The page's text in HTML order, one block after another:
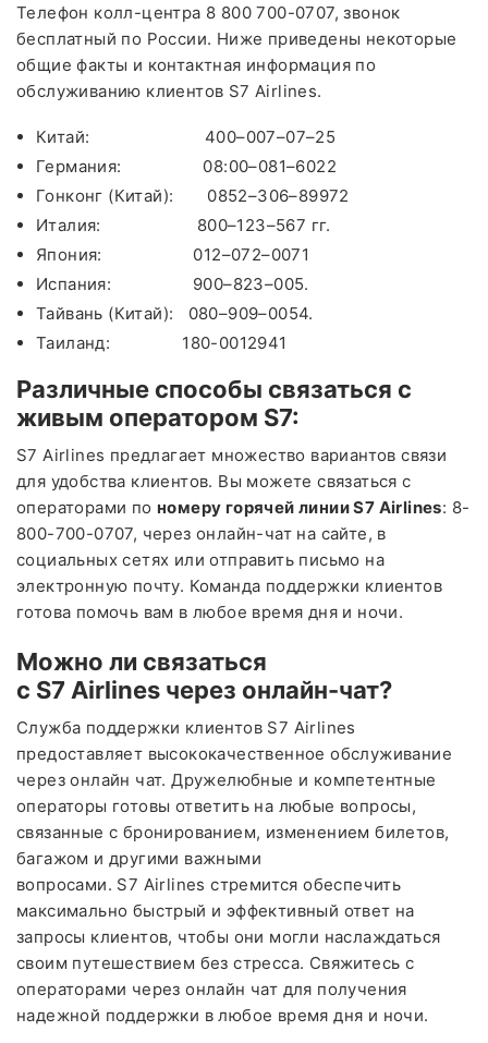
Телефон колл-центра 8 800 700-0707, звонок
бесплатный по России. Ниже приведены некоторые
общие факты и контактная информация по
обслуживанию клиентов S7 Airlines.
Китай: 400–007–07–25
Германия: 08:00–081–6022
Гонконг (Китай): 0852–306–89972
Италия: 800–123–567 гг.
Япония: 012–072–0071
Испания: 900–823–005.
Тайвань (Китай): 080–909–0054.
Таиланд: 180-0012941
Различные способы связаться с
живым оператором S7:
S7 Airlines предлагает множество вариантов связи
для удобства клиентов. Вы можете связаться с
операторами по номеру горячей линииS7 Airlines: 8-
800-700-0707, через онлайн-чат на сайте, в
социальных сетях или отправить письмо на
электронную почту. Команда поддержки клиентов
готова помочь вам в любое время дня и ночи.
Можно ли связаться
с S7 Airlines через онлайн-чат?
Служба поддержки клиентов S7 Airlines
предоставляет высококачественное обслуживание
через онлайн чат. Дружелюбные и компетентные
операторы готовы ответить на любые вопросы,
связанные с бронированием, изменением билетов,
багажом и другими важными
вопросами. S7 Airlines стремится обеспечить
максимально быстрый и эффективный ответ на
запросы клиентов, чтобы они могли наслаждаться
своим путешествием без стресса. Свяжитесь с
операторами через онлайн чат для получения
надежной поддержки в любое время дня и ночи.